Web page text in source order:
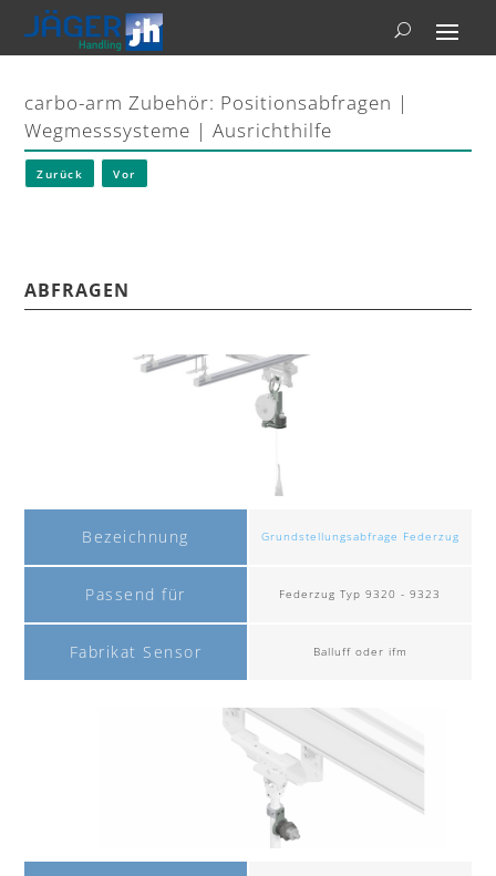
carbo-arm Zubehör: Positionsabfragen |
Wegmesssysteme | Ausrichthilfe
Zurück Vor
ABFRAGEN
Bezeichnung
Passend für
Fabrikat Sensor
Grundstellungsabfrage Federzug
Federzug Typ 9320 - 9323
Balluff oder ifm